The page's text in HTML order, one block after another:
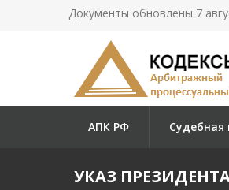
Документы обновлены 7
АПК РФ Судебная
УКАЗ